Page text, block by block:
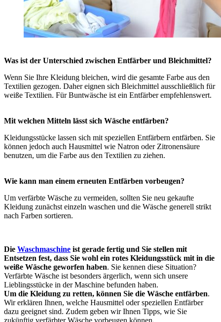
Was ist der Unterschied zwischen Entfärber und Bleichmittel?
Wenn Sie Ihre Kleidung bleichen, wird die gesamte Farbe aus den
Textilien gezogen. Daher eignen sich Bleichmittel ausschließlich für
weiße Textilien. Für Buntwäsche ist ein Entfärber empfehlenswert.
Mit welchen Mitteln lässt sich Wäsche entfärben?
Kleidungsstücke lassen sich mit speziellen Entfärbern entfärben. Sie
können jedoch auch Hausmittel wie Natron oder Zitronensäure
benutzen, um die Farbe aus den Textilien zu ziehen.
Wie kann man einem erneuten Entfärben vorbeugen?
Um verfärbte Wäsche zu vermeiden, sollten Sie neu gekaufte
Kleidung zunächst einzeln waschen und die Wäsche generell strikt
nach Farben sortieren.
Die Waschmaschine ist gerade fertig und Sie stellen mit
Entsetzen fest, dass Sie wohl ein rotes Kleidungsstück mit in die
weiße Wäsche geworfen haben. Sie kennen diese Situation?
Verfärbte Wäsche ist besonders ärgerlich, wenn sich unsere
Lieblingsstücke in der Maschine befunden haben.
Um die Kleidung zu retten, können Sie die Wäsche entfärben.
Wir erklären Ihnen, welche Hausmittel oder speziellen Entfärber
dazu geeignet sind. Zudem geben wir Ihnen Tipps, wie Sie
zukünftig verfärbter Wäsche vorbeugen können.